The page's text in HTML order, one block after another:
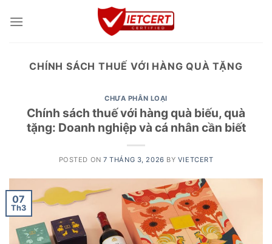
CHÍNH SÁCH THUẾ VỚI HÀNG QUÀ TẶNG
CHƯA PHÂN LOẠI
Chính sách thuế với hàng quà biếu, quà
tặng: Doanh nghiệp và cá nhân cần biết
POSTED ON7 THÁNG 3, 2026 BY VIETCERT
07
Th3